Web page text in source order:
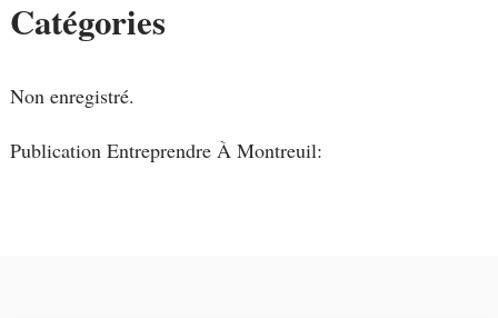
Catégories
Non enregistré.
Publication Entreprendre À Montreuil: